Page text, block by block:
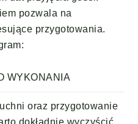
pozwala na
przygotowania.
WYKONANIA
oraz przygotowanie
dokładnie wyczyścić